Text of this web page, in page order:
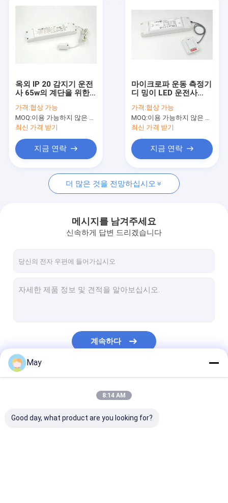
VR 쇼
저희와 연락
뉴스
인용 을 요청 하십시오
마이크로파 운동 측정기
피르 작동 센서
일광 감지기
옥외 IP 20 감지기 운전
사 65w의 계단을 위한
LED 운전사
가격:협상 가능
MOQ:이용 가능하지 않은 생산 정지.
최신 가격 받기
지금 연락
마이크로파 운동 측정기
디 밍이 LED 운전사
게 하기
가격:협상 가능
MOQ:이용 가능하지 않은 생산 정지.
최신 가격 받기
지금 연락
더 많은 것을 전망하십시오
메시지를 남겨주세요
신속하게 답변 드리겠습니다
계속하다
May
8:14 AM
Good day, what product are you looking for?